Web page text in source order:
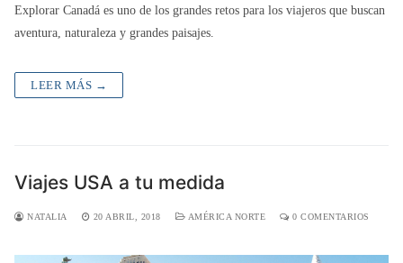
Explorar Canadá es uno de los grandes retos para los viajeros que buscan
aventura, naturaleza y grandes paisajes.
LEER MÁS →
Viajes USA a tu medida
NATALIA 20 ABRIL, 2018 AMÉRICA NORTE 0 COMENTARIOS